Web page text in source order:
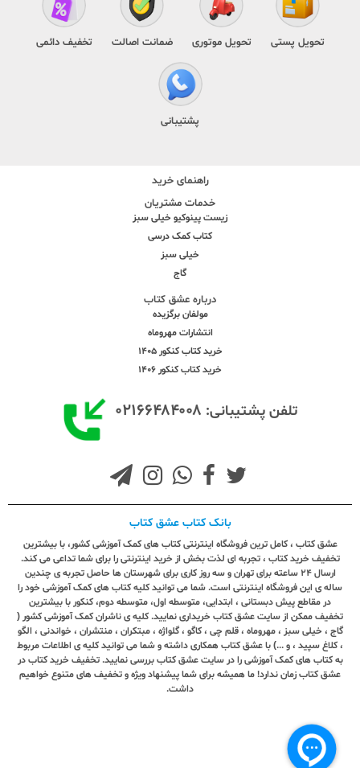
تحویل پستی تحویل موتوری ضمانت اصالت تخفیف دائمی
پشتیبانی
راهنمای خرید
خدمات مشتریان
زیست پینوکیو خیلی سبز
کتاب کمک درسی
خیلی سبز
گاج
درباره عشق کتاب
مولفان برگزیده
انتشارات مهروماه
خرید کتاب کنکور 1405
خرید کتاب کنکور 1406
تلفن پشتیبانی: ۰۲۱۶۶۴۸۴۰۰۸
بانک کتاب عشق کتاب
عشق کتاب ، کامل ترین فروشگاه اینترنتی کتاب های کمک آموزشی کشور، با بیشترین
تخفیف خرید کتاب ، تجربه ای لذت بخش از خرید اینترنتی را برای شما تداعی می کند.
ارسال ٢٤ ساعته برای تهران و سه روز کاری برای شهرستان ها حاصل تجربه ی چندین
ساله ی این فروشگاه اینترنتی است. شما می توانید کلیه کتاب های کمک آموزشی خود را
در مقاطع پیش دبستانی ، ابتدایی، متوسطه اول، متوسطه دوم، کنکور با بیشترین
تخفیف ممکن از سایت عشق کتاب خریداری نمایید. کلیه ی ناشران کمک آموزشی کشور (
گاج ، خیلی سبز ، مهروماه ، قلم چی ، کاگو ، گلواژه ، مبتکران ، منتشران ، خواندنی ، الگو
، کلاغ سپید ، و ...) با عشق کتاب همکاری داشته و شما می توانید کلیه ی اطلاعات مربوط
به کتاب های کمک آموزشی را در سایت عشق کتاب بررسی نمایید. تخفیف خرید کتاب در
عشق کتاب زمان ندارد! ما همیشه برای شما پیشنهاد ویژه و تخفیف های متنوع خواهیم
داشت.